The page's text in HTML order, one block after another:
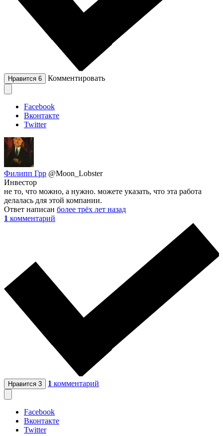
Нравится 6 Комментировать
Facebook
Вконтакте
Twitter
Филипп Грр @Moon_Lobster
Инвестор
не то, что можно, а нужно. можете указать, что эта работа
делалась для этой компании.
Ответ написан более трёх лет назад
1 комментарий
Нравится 3 1 комментарий
Facebook
Вконтакте
Twitter